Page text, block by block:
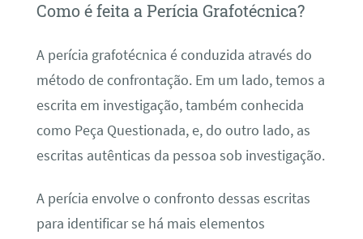
Como é feita a Perícia Grafotécnica?
A perícia grafotécnica é conduzida através do
método de confrontação. Em um lado, temos a
escrita em investigação, também conhecida
como Peça Questionada, e, do outro lado, as
escritas autênticas da pessoa sob investigação.
A perícia envolve o confronto dessas escritas
para identificar se há mais elementos